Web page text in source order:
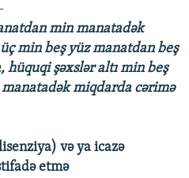
min manatadək
min beş yüz manatdan beş
şəxslər altı min beş
miqdarda cərimə
və ya icazə
etmə